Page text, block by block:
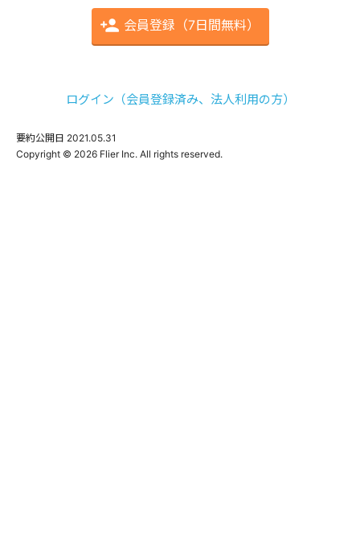
会員登録（7日間無料）
ログイン（会員登録済み、法人利用の方）
要約公開日 2021.05.31